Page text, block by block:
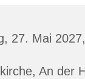
27. Mai
An der